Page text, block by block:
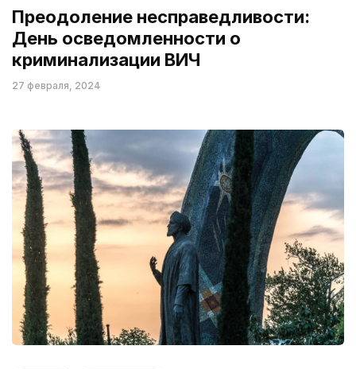
Преодоление несправедливости:
День осведомленности о
криминализации ВИЧ
27 февраля, 2024